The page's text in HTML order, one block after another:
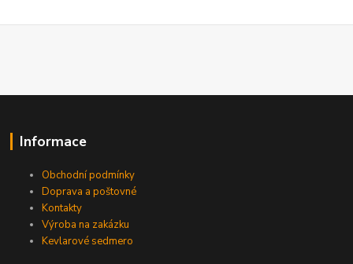
Informace
Obchodní podmínky
Doprava a poštovné
Kontakty
Výroba na zakázku
Kevlarové sedmero